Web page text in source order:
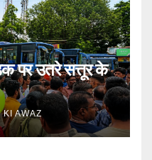
पर उतरे सत्तूर के
AWAZ